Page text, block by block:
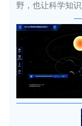
野，也让科学知识